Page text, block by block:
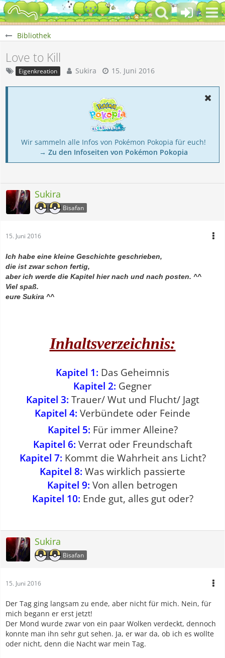
Bibliothek
Love to Kill
Eigenkreation Sukira 15. Juni 2016
Wir sammeln alle Infos von Pokémon Pokopia für euch!
→ Zu den Infoseiten von Pokémon Pokopia
Sukira
Bisafan
15. Juni 2016
Ich habe eine kleine Geschichte geschrieben,
die ist zwar schon fertig,
aber ich werde die Kapitel hier nach und nach posten. ^^
Viel spaß.
eure Sukira ^^
Inhaltsverzeichnis:
Kapitel 1: Das Geheimnis
Kapitel 2: Gegner
Kapitel 3: Trauer/ Wut und Flucht/ Jagt
Kapitel 4: Verbündete oder Feinde
Kapitel 5: Für immer Alleine?
Kapitel 6: Verrat oder Freundschaft
Kapitel 7: Kommt die Wahrheit ans Licht?
Kapitel 8: Was wirklich passierte
Kapitel 9: Von allen betrogen
Kapitel 10: Ende gut, alles gut oder?
Sukira
Bisafan
15. Juni 2016
Der Tag ging langsam zu ende, aber nicht für mich. Nein, für
mich begann er erst jetzt!
Der Mond wurde zwar von ein paar Wolken verdeckt, dennoch
konnte man ihn sehr gut sehen. Ja, er war da, ob ich es wollte
oder nicht, denn die Nacht war mein Tag.